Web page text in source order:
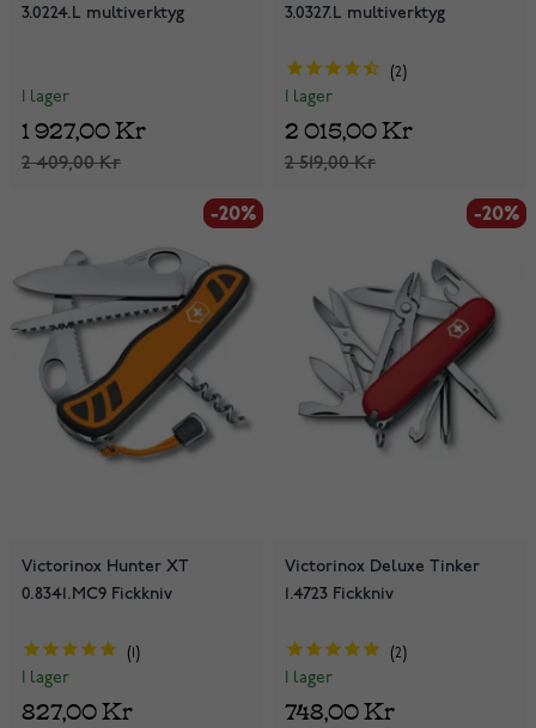
3.0224.L multiverktyg
I lager
2 409,00 Kr
1 927,00 Kr
3.0327.L multiverktyg
2
I lager
2 519,00 Kr
2 015,00 Kr
-20%
-20%
Victorinox Hunter XT
0.8341.MC9 Fickkniv
I lager
827,00 Kr
-20%
-20%
Victorinox Deluxe Tinker
1.4723 Fickkniv
2
I lager
748,00 Kr